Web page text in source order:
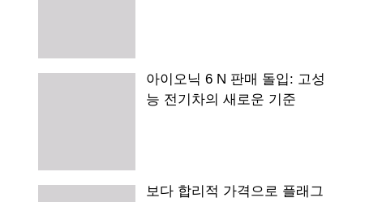
아이오닉 6 N 판매 돌입: 고성
능 전기차의 새로운 기준
보다 합리적 가격으로 플래그